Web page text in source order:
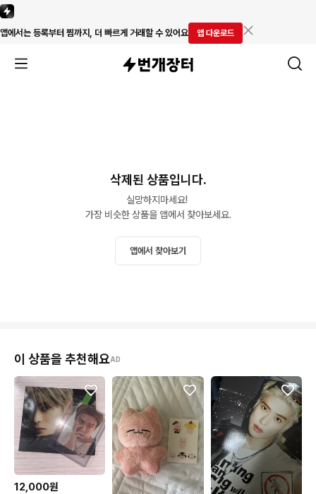
앱에서는 등록부터 찜까지, 더 빠르게 거래할 수 있어요 앱 다운로드
삭제된 상품입니다.
실망하지마세요!
가장 비슷한 상품을 앱에서 찾아보세요.
앱에서 찾아보기
이 상품을 추천해요AD
12,000원